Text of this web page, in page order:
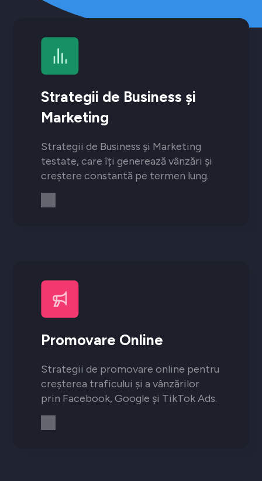
Strategii de Business și
Marketing
Strategii de Business și Marketing
testate, care îți generează vânzări și
creștere constantă pe termen lung.
Promovare Online
Strategii de promovare online pentru
creșterea traficului și a vânzărilor
prin Facebook, Google și TikTok Ads.